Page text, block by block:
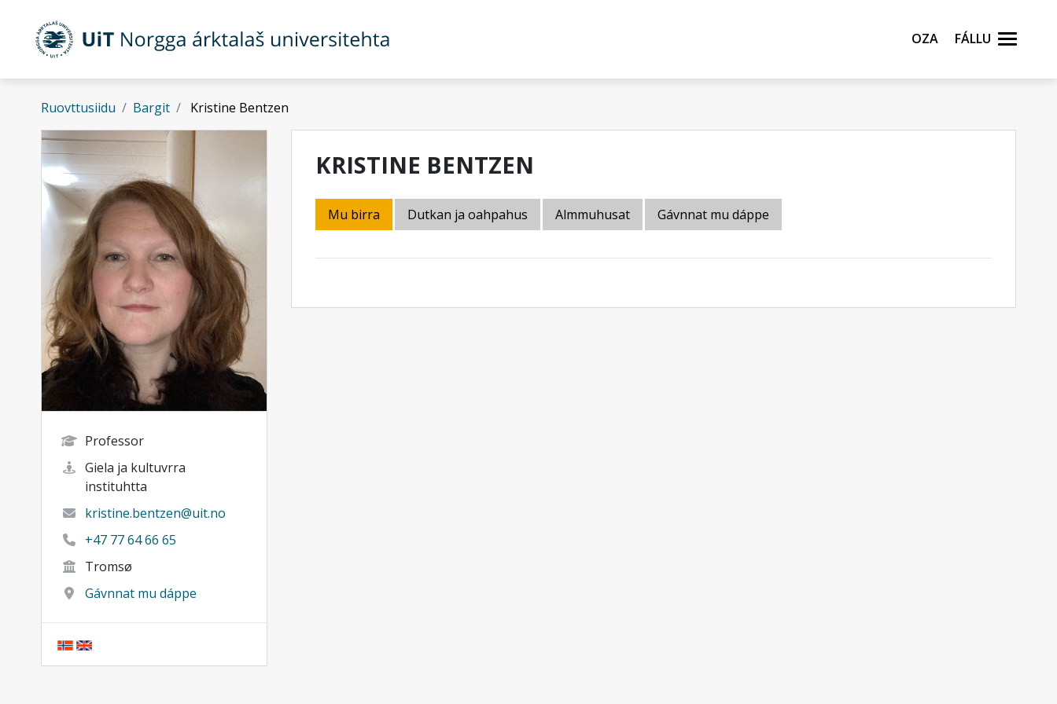
Gå til hovedinnhold
Oza
Fállu
Ruovttusiidu Bargit Kristine Bentzen
Professor
Giela ja kultuvrra
instituhtta
kristine.bentzen@uit.no
+47 77 64 66 65
Tromsø
Gávnnat mu dáppe
KRISTINE BENTZEN
Mu birra Dutkan ja oahpahus Almmuhusat Gávnnat mu dáppe